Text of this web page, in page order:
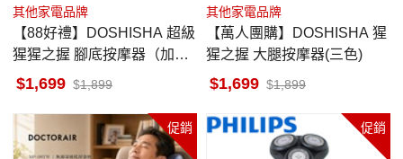
其他家電品牌
【88好禮】DOSHISHA 超級
猩猩之握 腳底按摩器（加強
版）
1,699 1,899
其他家電品牌
【萬人團購】DOSHISHA 猩
猩之握 大腿按摩器(三色)
1,699 1,899
促銷 促銷